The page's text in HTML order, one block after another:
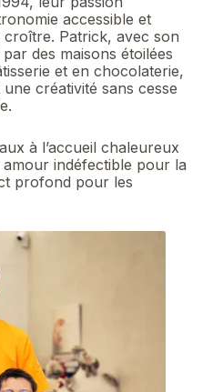
accessible et
croître. Patrick, avec son
des maisons étoilées
et en chocolaterie,
créativité sans cesse
à l’accueil chaleureux
indéfectible pour la
profond pour les